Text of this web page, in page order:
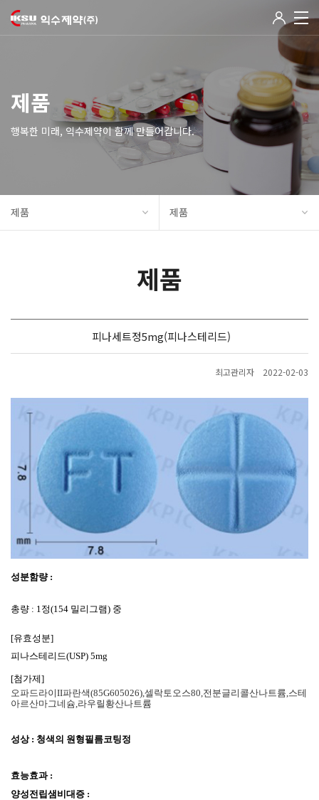
제품
행복한 미래, 익수제약이 함께 만들어갑니다.
제품 제품
제품
피나세트정5mg(피나스테리드)
최고관리자 2022-02-03
성분함량:
총량 : 1정(154 밀리그램) 중
[유효성분]
피나스테리드(USP) 5mg
[첨가제]
오파드라이II파란색(85G605026), 셀락토오스80, 전분글리콜산나트륨 스테
아르산마그네슘 라우릴황산나트륨
성상: 청색의 원형필름코팅정
효능효과:
양성전립샘비대증 :